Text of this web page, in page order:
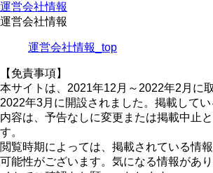
運営会社情報
運営会社情報
運営会社情報_top
【免責事項】
本サイトは、2021年12月～2022年2月に
2022年3月に開設されました。掲載して
内容は、予告なしに変更または掲載中止
す。
閲覧時期によっては、掲載されている情
可能性がございます。気になる情報があ